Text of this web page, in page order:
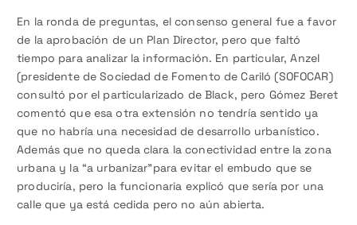
En la ronda de preguntas, el consenso general fue a favor
de la aprobación de un Plan Director, pero que faltó
tiempo para analizar la información. En particular, Anzel
(presidente de Sociedad de Fomento de Cariló (SOFOCAR)
consultó por el particularizado de Black, pero Gómez Beret
comentó que esa otra extensión no tendría sentido ya
que no habría una necesidad de desarrollo urbanístico.
Además que no queda clara la conectividad entre la zona
urbana y la “a urbanizar”para evitar el embudo que se
produciría, pero la funcionaria explicó que sería por una
calle que ya está cedida pero no aún abierta.